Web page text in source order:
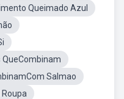
Queimado Azul
QueCombinam
Salmao